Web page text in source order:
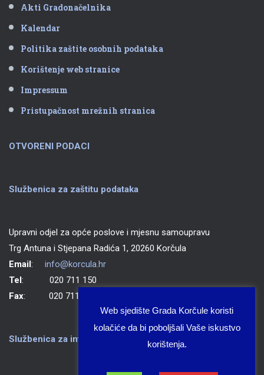
Akti Gradonačelnika
Kalendar
Politika zaštite osobnih podataka
Korištenje web stranice
Impressum
Pristupačnost mrežnih stranica
OTVORENI PODACI
Službenica za zaštitu podataka
Upravni odjel za opće poslove i mjesnu samoupravu
Trg Antuna i Stjepana Radića 1, 20260 Korčula
Email: info@korcula.hr
Tel: 020 711 150
Fax: 020 711 702
Službenica za informiranje Grada Korčule
Web sjedište Grada Korčule koristi
kolačiće da bi poboljšali Vaše iskustvo
korištenja.